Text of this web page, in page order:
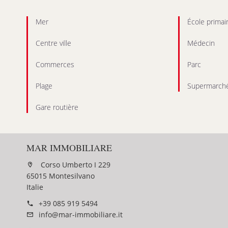
Mer École
Centre ville Médecin
Commerces Parc
Plage
Gare routière
MAR IMMOBILIARE
Corso Umberto I 229
65015 Montesilvano
Italie
+39 085 919 5494
info@mar-immobiliare.it